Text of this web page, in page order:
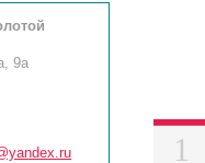
9а
1